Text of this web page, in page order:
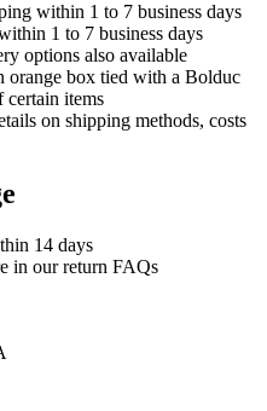
within 1 to 7 business days
1 to 7 business days
options also available
orange box tied with a Bolduc
items
on shipping methods, costs
14 days
in our return FAQs